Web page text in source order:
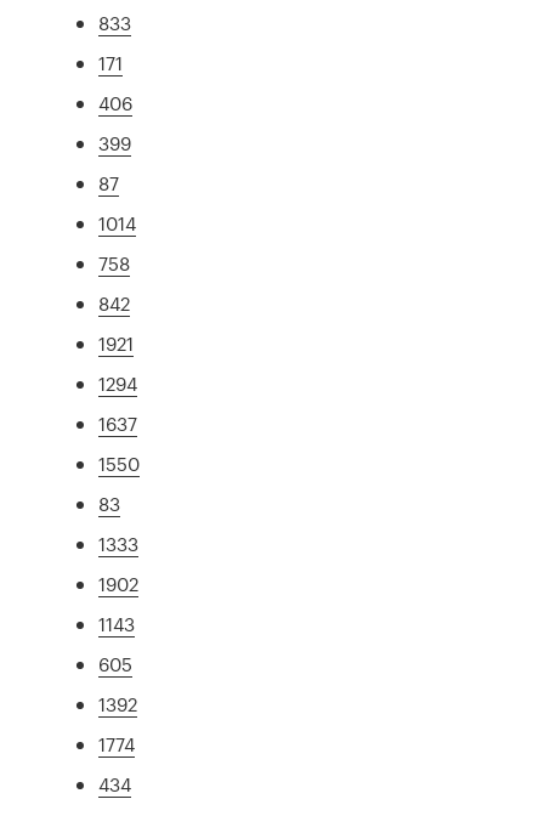
833
171
406
399
87
1014
758
842
1921
1294
1637
1550
83
1333
1902
1143
605
1392
1774
434